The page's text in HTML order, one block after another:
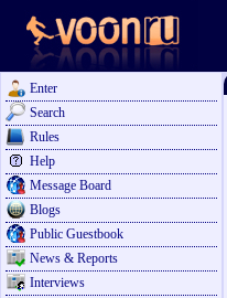
Enter
Search
Rules
Help
Message Board
Blogs
Public Guestbook
News & Reports
Interviews